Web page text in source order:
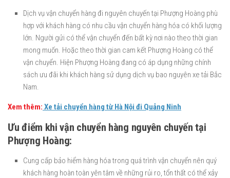
Dịch vụ vận chuyển hàng đi nguyên chuyến tại Phượng Hoàng phù
hợp với khách hàng có nhu cầu vận chuyển hàng hóa có khối lượng
lớn. Người gửi có thể vận chuyển đến bất kỳ nơi nào theo thời gian
mong muốn. Hoặc theo thời gian cam kết Phượng Hoàng có thể
vận chuyển. Hiện Phượng Hoàng đang có áp dụng những chính
sách ưu đãi khi khách hàng sử dụng dịch vụ bao nguyên xe tải Bắc
Nam.
Xem thêm: Xe tải chuyển hàng từ Hà Nội đi Quảng Ninh
Ưu điểm khi vận chuyển hàng nguyên chuyến tại
Phượng Hoàng:
Cung cấp bảo hiểm hàng hóa trong quá trình vận chuyển nên quý
khách hàng hoàn toàn yên tâm về những rủi ro, tổn thất có thể xảy